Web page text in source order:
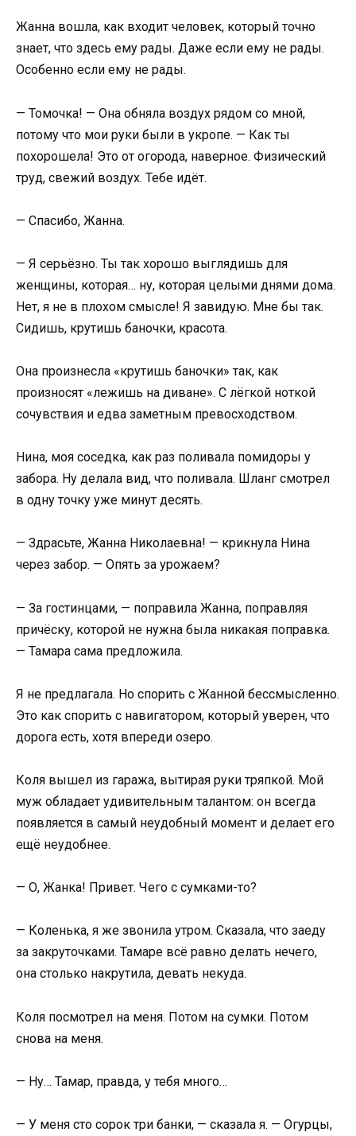
Жанна вошла, как входит человек, который точно
знает, что здесь ему рады. Даже если ему не рады.
Особенно если ему не рады.
— Томочка! — Она обняла воздух рядом со мной,
потому что мои руки были в укропе. — Как ты
похорошела! Это от огорода, наверное. Физический
труд, свежий воздух. Тебе идёт.
— Спасибо, Жанна.
— Я серьёзно. Ты так хорошо выглядишь для
женщины, которая… ну, которая целыми днями дома.
Нет, я не в плохом смысле! Я завидую. Мне бы так.
Сидишь, крутишь баночки, красота.
Она произнесла «крутишь баночки» так, как
произносят «лежишь на диване». С лёгкой ноткой
сочувствия и едва заметным превосходством.
Нина, моя соседка, как раз поливала помидоры у
забора. Ну делала вид, что поливала. Шланг смотрел
в одну точку уже минут десять.
— Здрасьте, Жанна Николаевна! — крикнула Нина
через забор. — Опять за урожаем?
— За гостинцами, — поправила Жанна, поправляя
причёску, которой не нужна была никакая поправка.
— Тамара сама предложила.
Я не предлагала. Но спорить с Жанной бессмысленно.
Это как спорить с навигатором, который уверен, что
дорога есть, хотя впереди озеро.
Коля вышел из гаража, вытирая руки тряпкой. Мой
муж обладает удивительным талантом: он всегда
появляется в самый неудобный момент и делает его
ещё неудобнее.
— О, Жанка! Привет. Чего с сумками-то?
— Коленька, я же звонила утром. Сказала, что заеду
за закруточками. Тамаре всё равно делать нечего,
она столько накрутила, девать некуда.
Коля посмотрел на меня. Потом на сумки. Потом
снова на меня.
— Ну… Тамар, правда, у тебя много…
— У меня сто сорок три банки, — сказала я. — Огурцы,